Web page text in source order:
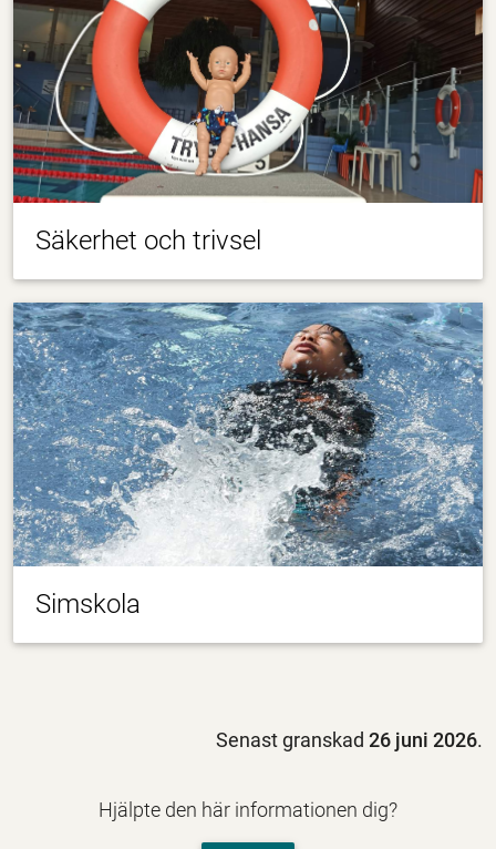
Säkerhet och trivsel
Simskola
Senast granskad26 juni 2026.
Hjälpte den här informationen dig?